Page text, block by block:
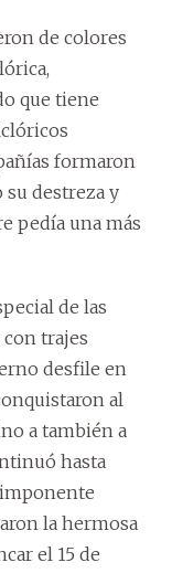
de colores
que tiene
formaron
destreza y
pedía una más
de las
con trajes
desfile en
al
a también a
hasta
la hermosa
el 15 de